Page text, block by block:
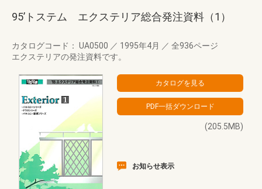
95’トステム エクステリア総合発注資料（1）
カタログコード： UA0500 ／ 1995年4月 ／ 全936ページ
エクステリアの発注資料です。
(205.5MB)
お知らせ表示